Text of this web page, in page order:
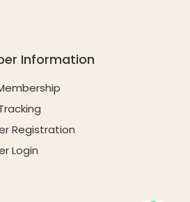
Information
Registration
Login